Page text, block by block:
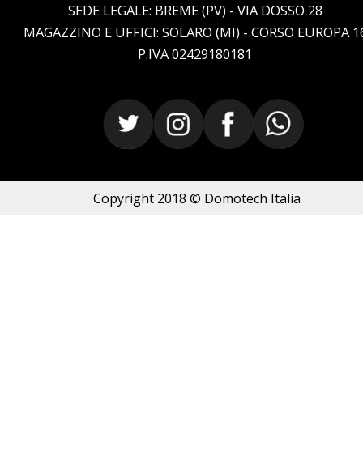
Copyright 2018 © Domotech Italia
SEDE LEGALE: BREME (PV) - VIA DOSSO 28
MAGAZZINO E UFFICI: SOLARO (MI) - CORSO EUROPA
P.IVA 02429180181